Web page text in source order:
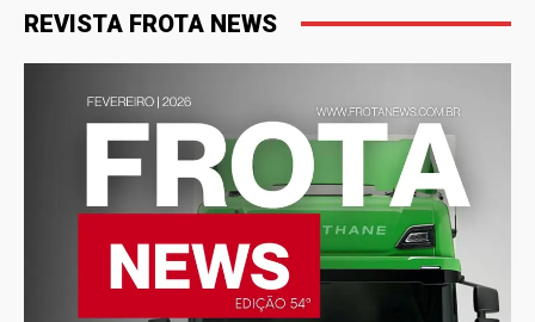
REVISTA FROTA NEWS